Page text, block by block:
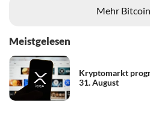
Mehr
Meistgelesen
Kryptomarkt
31. August